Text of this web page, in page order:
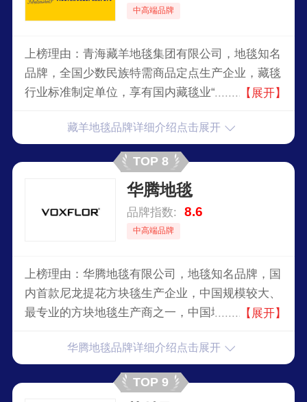
中高端品牌
上榜理由：青海藏羊地毯集团有限公司，地毯知名
品牌，全国少数民族特需商品定点生产企业，藏毯
行业标准制定单位，享有国内藏毯业“领头羊”的美
产经营企业。
【展开】
藏羊地毯品牌详细介绍点击展开
TOP 8
华腾地毯
品牌指数: 8.6
中高端品牌
上榜理由：华腾地毯有限公司，地毯知名品牌，国
内首款尼龙提花方块毯生产企业，中国规模较大、
最专业的方块地毯生产商之一，中国地毯协会指定
【展开】
华腾地毯品牌详细介绍点击展开
TOP 9